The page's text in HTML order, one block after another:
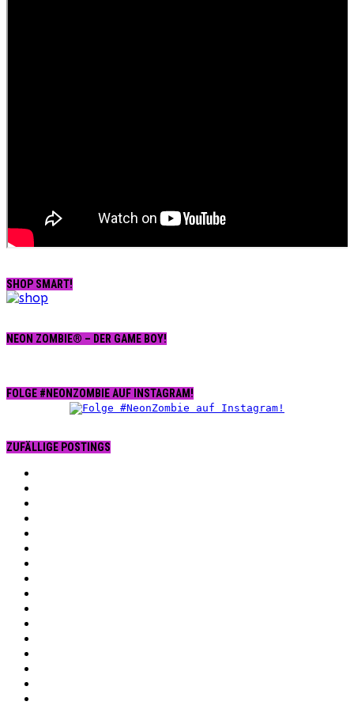
SHOP SMART!
NEON ZOMBIE® – DER GAME BOY!
FOLGE #NEONZOMBIE AUF INSTAGRAM!
ZUFÄLLIGE POSTINGS